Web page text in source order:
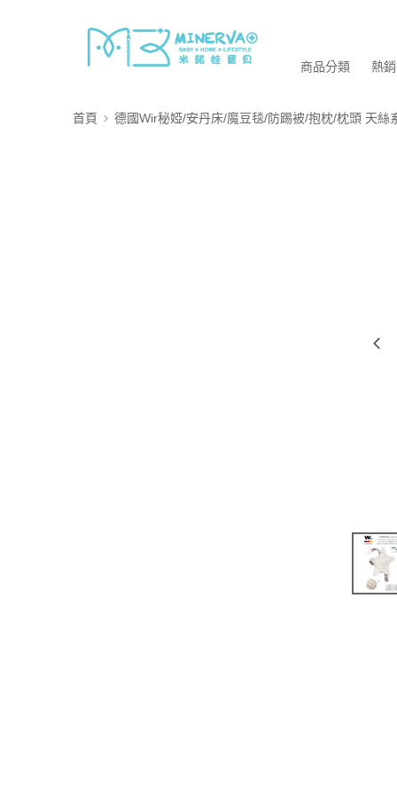
商品分類 熱
首頁 德國Wir秘婭/安丹床/魔豆毯/防踢被/抱枕/枕頭 天絲